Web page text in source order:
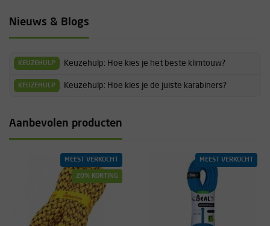
Nieuws & Blogs
KEUZEHULP Keuzehulp: Hoe kies je het beste klimtouw?
KEUZEHULP Keuzehulp: Hoe kies je de juiste karabiners?
Aanbevolen producten
MEEST VERKOCHT
20% KORTING
MEEST VERKOCHT